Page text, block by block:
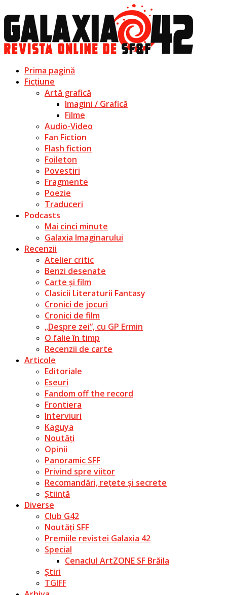
Prima pagină
Ficțiune
Artă grafică
Imagini / Grafică
Filme
Audio-Video
Fan Fiction
Flash fiction
Foileton
Povestiri
Fragmente
Poezie
Traduceri
Podcasts
Mai cinci minute
Galaxia Imaginarului
Recenzii
Atelier critic
Benzi desenate
Carte și film
Clasicii Literaturii Fantasy
Cronici de jocuri
Cronici de film
„Despre zei”, cu GP Ermin
O falie în timp
Recenzii de carte
Articole
Editoriale
Eseuri
Fandom off the record
Frontiera
Interviuri
Kaguya
Noutăți
Opinii
Panoramic SFF
Privind spre viitor
Recomandări, rețete și secrete
Știință
Diverse
Club G42
Noutăți SFF
Premiile revistei Galaxia 42
Special
Cenaclul ArtZONE SF Brăila
Știri
TGIFF